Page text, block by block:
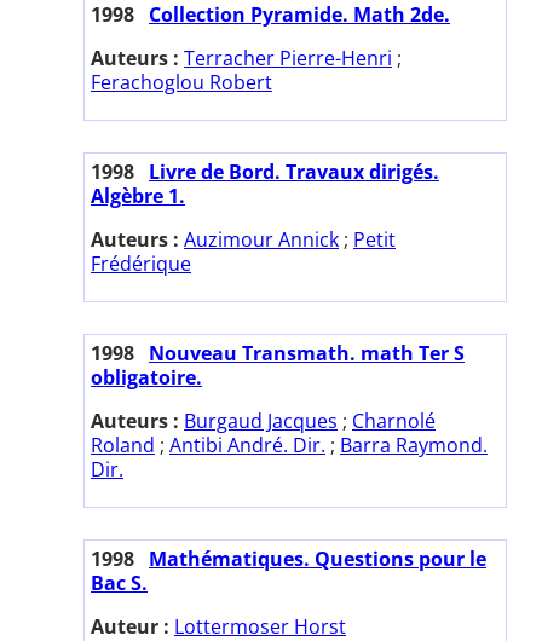
1998 Collection Pyramide. Math 2de.
Auteurs : Terracher Pierre-Henri ;
Ferachoglou Robert
1998 Livre de Bord. Travaux dirigés.
Algèbre 1.
Auteurs : Auzimour Annick ; Petit
Frédérique
1998 Nouveau Transmath. math Ter S
obligatoire.
Auteurs : Burgaud Jacques ; Charnolé
Roland ; Antibi André. Dir. ; Barra Raymond.
Dir.
1998 Mathématiques. Questions pour le
Bac S.
Auteur : Lottermoser Horst